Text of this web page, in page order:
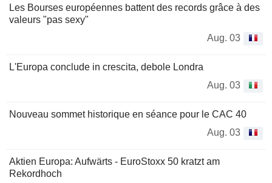
Les Bourses européennes battent des records grâce à des
valeurs "pas sexy"
Aug. 03
L'Europa conclude in crescita, debole Londra
Aug. 03
Nouveau sommet historique en séance pour le CAC 40
Aug. 03
Aktien Europa: Aufwärts - EuroStoxx 50 kratzt am
Rekordhoch